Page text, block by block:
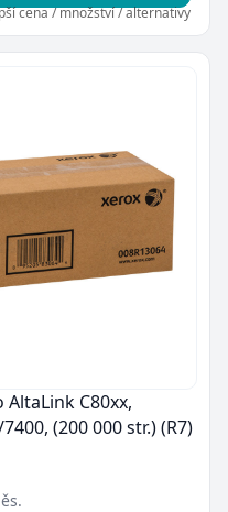
cena / množství / alternativy
AltaLink C80xx,
(200 000 str.) (R7)